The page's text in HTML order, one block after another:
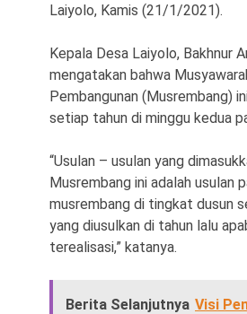
Laiyolo, Kamis (21/1/2021).
Kepala Desa Laiyolo, Bakhnur
mengatakan bahwa
Pembangunan (Musrembang)
setiap tahun di minggu kedua
“Usulan – usulan yang
Musrembang ini adalah usulan
musrembang di tingkat dusun
yang diusulkan di tahun lalu
terealisasi,” katanya.
Berita Selanjutnya Visi